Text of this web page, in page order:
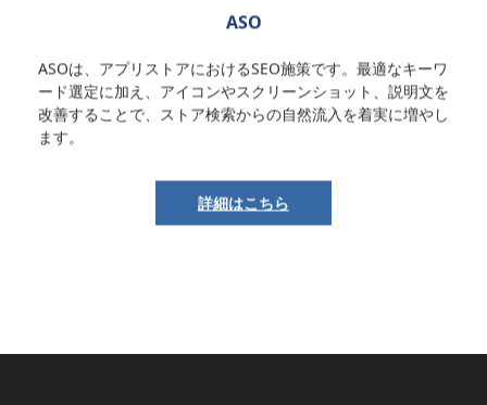
ASO
ASOは、アプリストアにおけるSEO施策です。最適なキーワ
ード選定に加え、アイコンやスクリーンショット、説明文を
改善することで、ストア検索からの自然流入を着実に増やし
ます。
詳細はこちら